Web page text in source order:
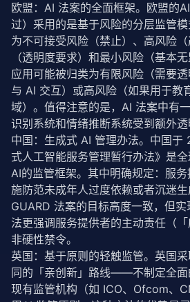
欧盟：AI 法案的全面框架。欧盟的
过）采用的是基于风险的分层监管
为不可接受风险（禁止）、高风险
（透明度要求）和最小风险（基本
应用可能被归类为有限风险（需要
与 AI 交互）或高风险（如果用于教
域）。值得注意的是，AI 法案中有
识别系统和情绪推断系统受到额外透
中国：生成式 AI 管理办法。中国
式人工智能服务管理暂行办法》是
AI的监管框架。其中明确规定：服
施防范未成年人过度依赖或者沉迷
GUARD 法案的目标高度一致，但
法更强调服务提供者的主动责任（
非硬性禁令。
英国：基于原则的轻触监管。英国
同的「亲创新」路线——不制定全面
现有监管机构（如 ICO、Ofcom、